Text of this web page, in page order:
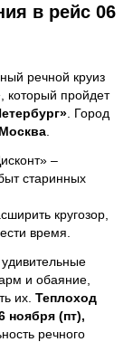
в рейс 06
речной круиз
, который пройдет
. Город
Москва
–
старинных
кругозор,
время.
и обаяние,
их. Теплоход
ноября (пт),
речного